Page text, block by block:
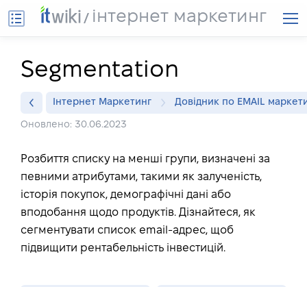
інтернет маркетинг
Segmentation
Інтернет Маркетинг Довідник по EMAIL
Оновлено: 30.06.2023
Розбиття списку на менші групи, визначені за
певними атрибутами, такими як залученість,
історія покупок, демографічні дані або
вподобання щодо продуктів. Дізнайтеся, як
сегментувати список email-адрес, щоб
підвищити рентабельність інвестицій.